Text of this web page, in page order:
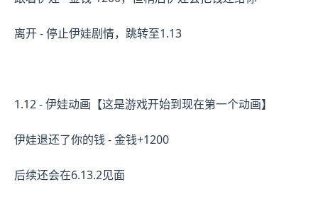
离开 - 停止伊娃剧情，跳转至1.13
1.12 - 伊娃动画【这是游戏开始到现在第一个动画】
伊娃退还了你的钱 - 金钱+1200
后续还会在6.13.2见面